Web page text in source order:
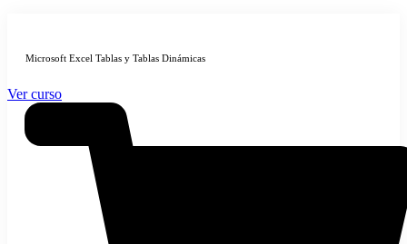
Microsoft Excel Tablas y Tablas Dinámicas
Ver curso